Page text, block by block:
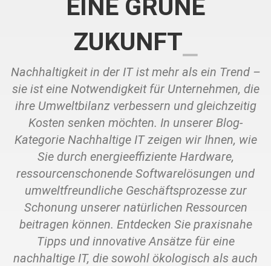
EINE GRÜNE
ZUKUNFT
Nachhaltigkeit in der IT ist mehr als ein Trend –
sie ist eine Notwendigkeit für Unternehmen, die
ihre Umweltbilanz verbessern und gleichzeitig
Kosten senken möchten. In unserer Blog-
Kategorie Nachhaltige IT zeigen wir Ihnen, wie
Sie durch energieeffiziente Hardware,
ressourcenschonende Softwarelösungen und
umweltfreundliche Geschäftsprozesse zur
Schonung unserer natürlichen Ressourcen
beitragen können. Entdecken Sie praxisnahe
Tipps und innovative Ansätze für eine
nachhaltige IT, die sowohl ökologisch als auch